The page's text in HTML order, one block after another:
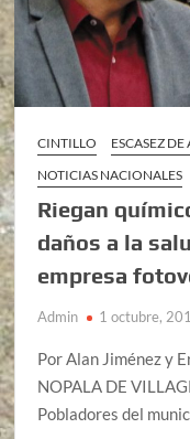
CINTILLO ESCASEZ
NOTICIAS NACIONALES
Riegan
daños a la
empresa
Admin 1 octubre,
Por Alan Jiménez y
NOPALA DE
Pobladores del